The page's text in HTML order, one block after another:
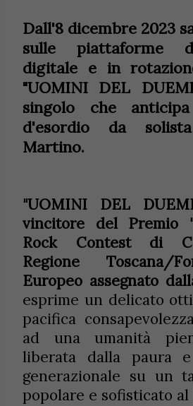
Dall'8 dicembre 2023
sulle piattaforme
digitale e in
"UOMINI DEL
singolo che
d'esordio da
Martino.
"UOMINI DEL
vincitore del Premio
Rock Contest di
Regione Toscana/
Europeo assegnato
esprime un delicato
pacifica
ad una umanità
liberata dalla paura
generazionale su un
popolare e sofisticato al